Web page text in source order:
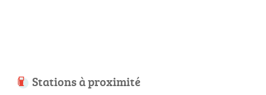
Stations à proximité